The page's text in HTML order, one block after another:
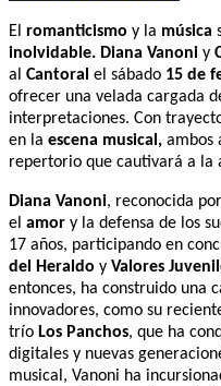
El romanticismo y la música
inolvidable. Diana Vanoni y
al Cantoral el sábado 15 de
ofrecer una velada cargada
interpretaciones. Con
en la escena musical, ambos
repertorio que cautivará a la
Diana Vanoni, reconocida
el amor y la defensa de los
17 años, participando en
del Heraldo y Valores
entonces, ha construido una
innovadores, como su
trío Los Panchos, que ha
digitales y nuevas
musical, Vanoni ha